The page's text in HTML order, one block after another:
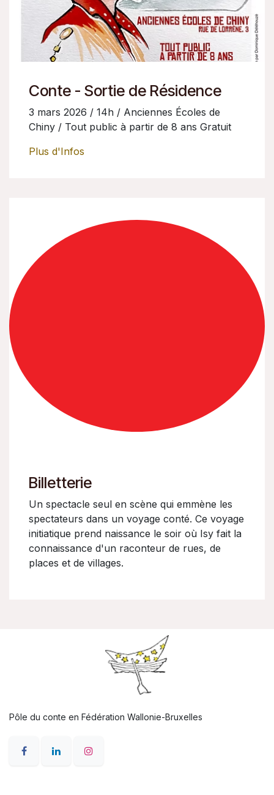
Conte - Sortie de Résidence
3 mars 2026 / 14h / Anciennes Écoles de
Chiny / Tout public à partir de 8 ans Gratuit
Plus d'Infos
Billetterie
Un spectacle seul en scène qui emmène les
spectateurs dans un voyage conté. Ce voyage
initiatique prend naissance le soir où Isy fait la
connaissance d'un raconteur de rues, de
places et de villages.
Pôle du conte en Fédération Wallonie-Bruxelles